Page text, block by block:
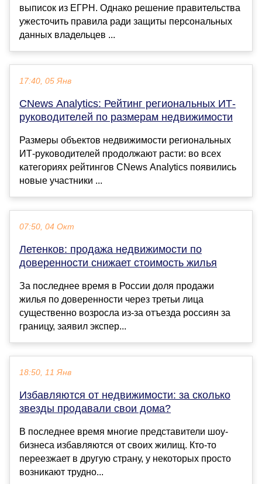
выписок из ЕГРН. Однако решение правительства
ужесточить правила ради защиты персональных
данных владельцев ...
17:40, 05 Янв
CNews Analytics: Рейтинг региональных ИТ-
руководителей по размерам недвижимости
Размеры объектов недвижимости региональных
ИТ-руководителей продолжают расти: во всех
категориях рейтингов CNews Analytics появились
новые участники ...
07:50, 04 Окт
Летенков: продажа недвижимости по
доверенности снижает стоимость жилья
За последнее время в России доля продажи
жилья по доверенности через третьи лица
существенно возросла из-за отъезда россиян за
границу, заявил экспер...
18:50, 11 Янв
Избавляются от недвижимости: за сколько
звезды продавали свои дома?
В последнее время многие представители шоу-
бизнеса избавляются от своих жилищ. Кто-то
переезжает в другую страну, у некоторых просто
возникают трудно...